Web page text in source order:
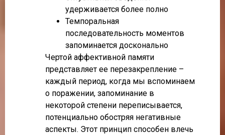
удерживается более полно
Темпоральная
последовательность моментов
запоминается досконально
Чертой аффективной памяти
представляет ее перезакрепление –
каждый период, когда мы вспоминаем
о поражении, запоминание в
некоторой степени переписывается,
потенциально обостряя негативные
аспекты. Этот принцип способен влечь